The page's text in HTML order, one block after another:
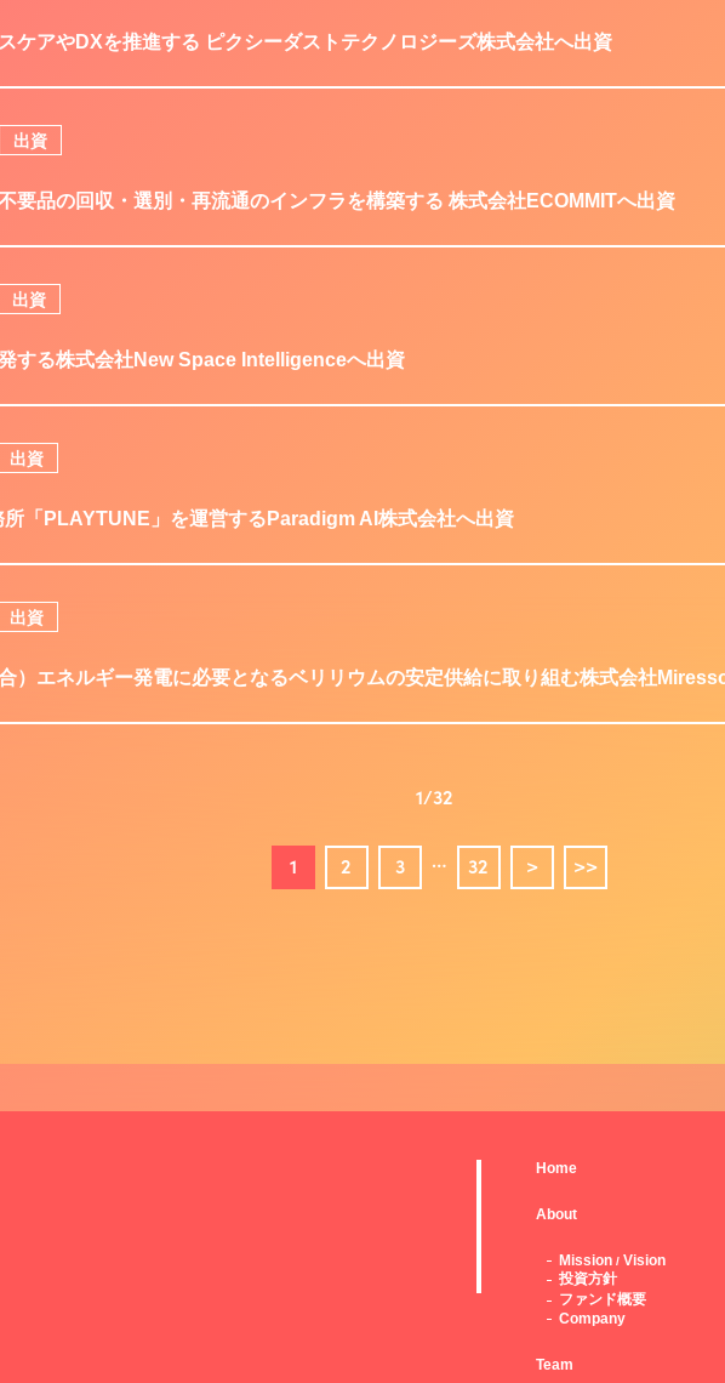
ケアやDXを推進する ピクシーダストテクノロジーズ株式会社へ出資
出資
要品の回収・選別・再流通のインフラを構築する 株式会社ECOMMITへ出資
出資
する株式会社New Space Intelligenceへ出資
出資
「PLAYTUNE」を運営するParadigm AI株式会社へ出資
出資
）エネルギー発電に必要となるベリリウムの安定供給に取り組む株式会社
1/32
1 2 3 … 32 > >>
Home
About
Mission / Vision
投資方針
ファンド概要
Company
Team